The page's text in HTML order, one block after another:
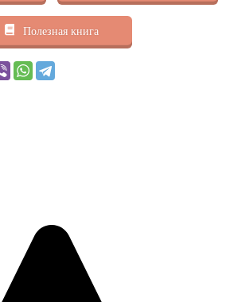
Полезная книга